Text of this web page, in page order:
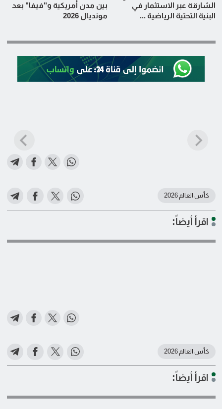
الشارقة عبر الاستثمار في
البنية التحتية الرياضية ...
بين مدن أمريكية و"فيفا" بعد
مونديال 2026
كأس العالم 2026
اقرأ أيضاً:
كأس العالم 2026
اقرأ أيضاً: